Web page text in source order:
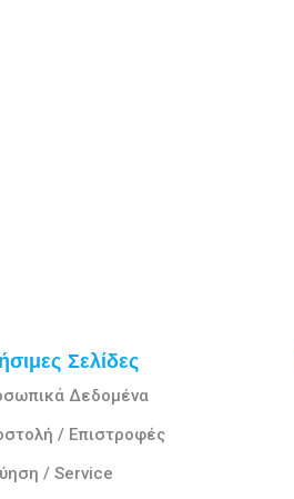
Σελίδες
Δεδομένα
/ Επιστροφές
/ Service